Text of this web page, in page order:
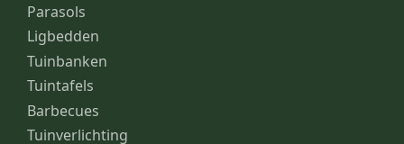
Parasols
Ligbedden
Tuinbanken
Tuintafels
Barbecues
Tuinverlichting